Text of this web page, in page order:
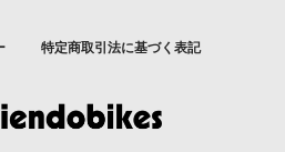
特定商取引法に基づく表記